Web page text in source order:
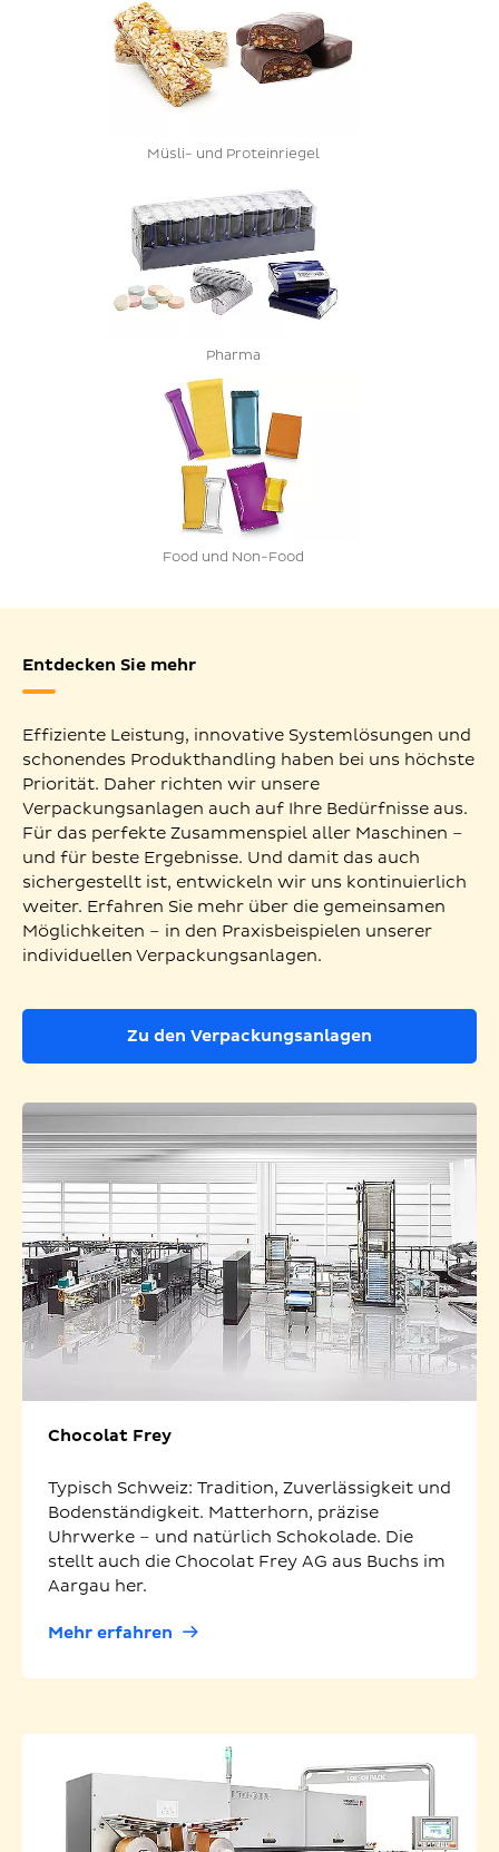
Müsli- und Proteinriegel
Pharma
Food und Non-Food
Entdecken Sie mehr
Effiziente Leistung, innovative Systemlösungen und
schonendes Produkthandling haben bei uns höchste
Priorität. Daher richten wir unsere
Verpackungsanlagen auch auf Ihre Bedürfnisse aus.
Für das perfekte Zusammenspiel aller Maschinen –
und für beste Ergebnisse. Und damit das auch
sichergestellt ist, entwickeln wir uns kontinuierlich
weiter. Erfahren Sie mehr über die gemeinsamen
Möglichkeiten – in den Praxisbeispielen unserer
individuellen Verpackungsanlagen.
Zu den Verpackungsanlagen
Chocolat Frey
Typisch Schweiz: Tradition, Zuverlässigkeit und
Bodenständigkeit. Matterhorn, präzise
Uhrwerke – und natürlich Schokolade. Die
stellt auch die Chocolat Frey AG aus Buchs im
Aargau her.
Mehr erfahren